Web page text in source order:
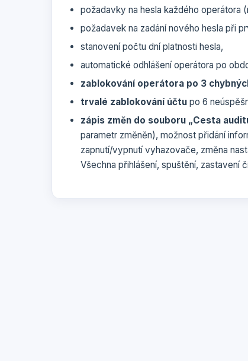
požadavky na hesla každého operátora
požadavek na zadání nového hesla při
stanovení počtu dní platnosti hesla,
automatické odhlášení operátora po
zablokování operátora po 3
trvalé zablokování účtu po 6
zápis změn do souboru „Cesta
parametr změněn), možnost přidání
zapnutí/vypnutí vyhazovače, změna
Všechna přihlášení, spuštění, zastavení